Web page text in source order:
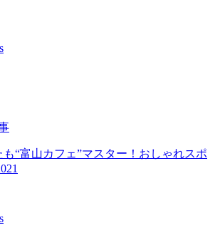
も“富山カフェ”マスター！おしゃれスポ